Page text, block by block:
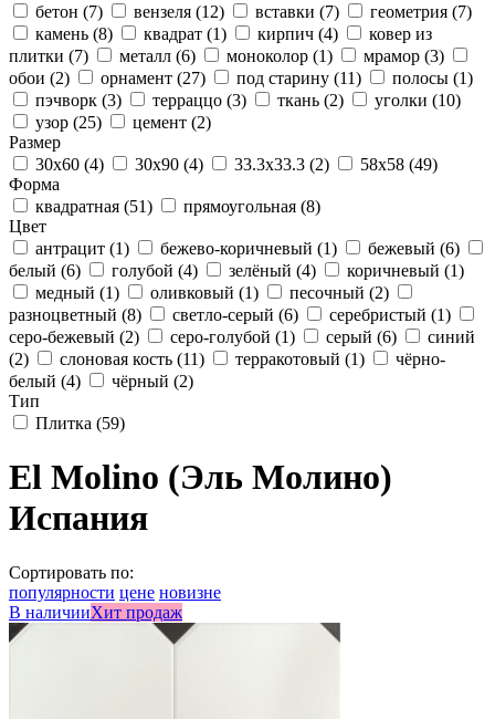
бетон (7) вензеля (12) вставки (7) геометрия (7)
камень (8) квадрат (1) кирпич (4)
ковер из
плитки (7) металл (6) моноколор (1) мрамор (3)
обои (2) орнамент (27) под старину (11) полосы (1)
пэчворк (3) терраццо (3) ткань (2) уголки (10)
узор (25) цемент (2)
Размер
30x60 (4) 30x90 (4) 33.3x33.3 (2) 58x58 (49)
Форма
квадратная (51) прямоугольная (8)
Цвет
антрацит (1) бежево-коричневый (1) бежевый (6)
белый (6) голубой (4) зелёный (4) коричневый (1)
медный (1) оливковый (1) песочный (2)
разноцветный (8) светло-серый (6) серебристый (1)
серо-бежевый (2) серо-голубой (1) серый (6)
синий
(2)
слоновая кость (11) терракотовый (1)
чёрно-
белый (4) чёрный (2)
Тип
Плитка (59)
El Molino (Эль Молино)
Испания
Сортировать по:
популярности цене новизне
В наличииХит продаж